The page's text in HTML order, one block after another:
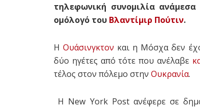
τηλεφωνική συνομιλία
ομόλογό του Βλαντίμιρ Πούτιν.
ΗΟυάσινγκτον και η Μόσχα δεν
δύο ηγέτες από τότε που ανέλαβε
τέλος στον πόλεμο στην Ουκρανία.
Η New York Post ανέφερε σε